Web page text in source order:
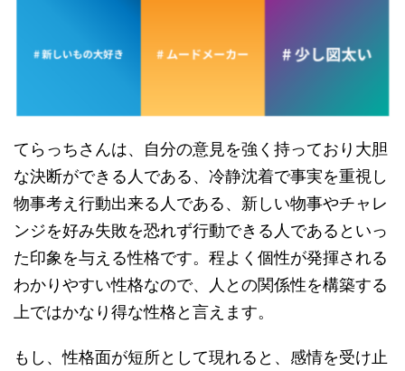
てらっちさんは、自分の意見を強く持っており大胆
な決断ができる人である、冷静沈着で事実を重視し
物事考え行動出来る人である、新しい物事やチャレ
ンジを好み失敗を恐れず行動できる人であるといっ
た印象を与える性格です。程よく個性が発揮される
わかりやすい性格なので、人との関係性を構築する
上ではかなり得な性格と言えます。
もし、性格面が短所として現れると、感情を受け止